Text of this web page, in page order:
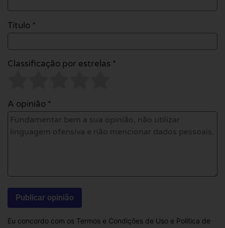
Título *
Classificação por estrelas *
A opinião *
Eu concordo com os Termos e Condições de Uso e Política de